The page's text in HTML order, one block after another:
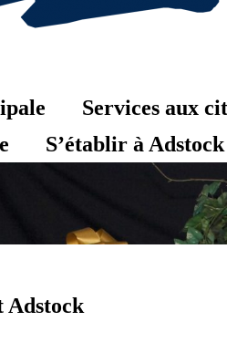
Services aux
S’établir à Adstock
Adstock